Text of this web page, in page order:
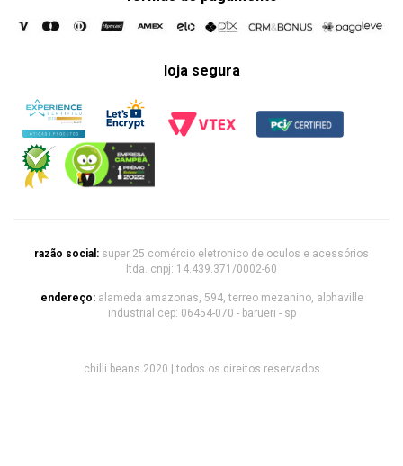
loja segura
razão social: super 25 comércio eletronico de oculos e acessórios
ltda. cnpj: 14.439.371/0002-60
endereço: alameda amazonas, 594, terreo mezanino, alphaville
industrial cep: 06454-070 - barueri - sp
chilli beans 2020 | todos os direitos reservados